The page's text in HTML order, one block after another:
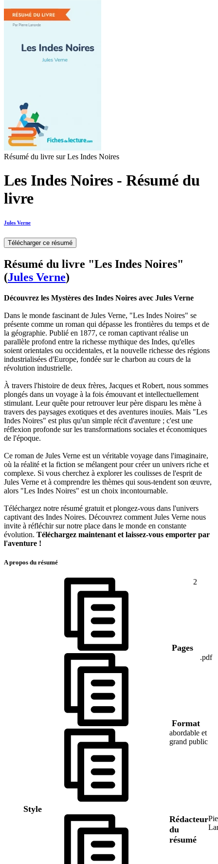
Résumé du livre sur Les Indes Noires
Les Indes Noires - Résumé du
livre
Jules Verne
Télécharger ce résumé
Résumé du livre "Les Indes Noires"
(Jules Verne)
Découvrez les Mystères des Indes Noires avec Jules Verne
Dans le monde fascinant de Jules Verne, "Les Indes Noires" se
présente comme un roman qui dépasse les frontières du temps et de
la géographie. Publié en 1877, ce roman captivant réalise un
parallèle profond entre la richesse mythique des Indes, qu'elles
soient orientales ou occidentales, et la nouvelle richesse des régions
industrialisées d'Europe, fondée sur le charbon au cours de la
révolution industrielle.
À travers l'histoire de deux frères, Jacques et Robert, nous sommes
plongés dans un voyage à la fois émouvant et intellectuellement
stimulant. Leur quête pour retrouver leur père disparu les mène à
travers des paysages exotiques et des aventures inouïes. Mais "Les
Indes Noires" est plus qu'un simple récit d'aventure ; c'est une
réflexion profonde sur les transformations sociales et économiques
de l'époque.
Ce roman de Jules Verne est un véritable voyage dans l'imaginaire,
où la réalité et la fiction se mélangent pour créer un univers riche et
complexe. Si vous cherchez à explorer les coulisses de l'esprit de
Jules Verne et à comprendre les thèmes qui sous-tendent son œuvre,
alors "Les Indes Noires" est un choix incontournable.
Téléchargez notre résumé gratuit et plongez-vous dans l'univers
captivant des Indes Noires. Découvrez comment Jules Verne nous
invite à réfléchir sur notre place dans le monde en constante
évolution. Téléchargez maintenant et laissez-vous emporter par
l'aventure !
A propos du résumé
Pages
2
Format
.pdf
Style
abordable et
grand public
Rédacteur
du
résumé